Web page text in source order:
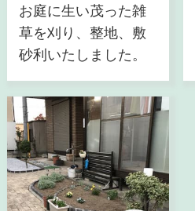
お庭に生い茂った雑
草を刈り、整地、敷
砂利いたしました。